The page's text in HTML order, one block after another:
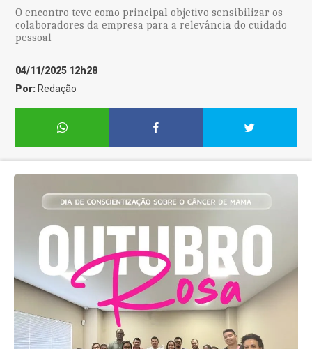
O encontro teve como principal objetivo sensibilizar os
colaboradores da empresa para a relevância do cuidado
pessoal
04/11/2025 12h28
Por: Redação